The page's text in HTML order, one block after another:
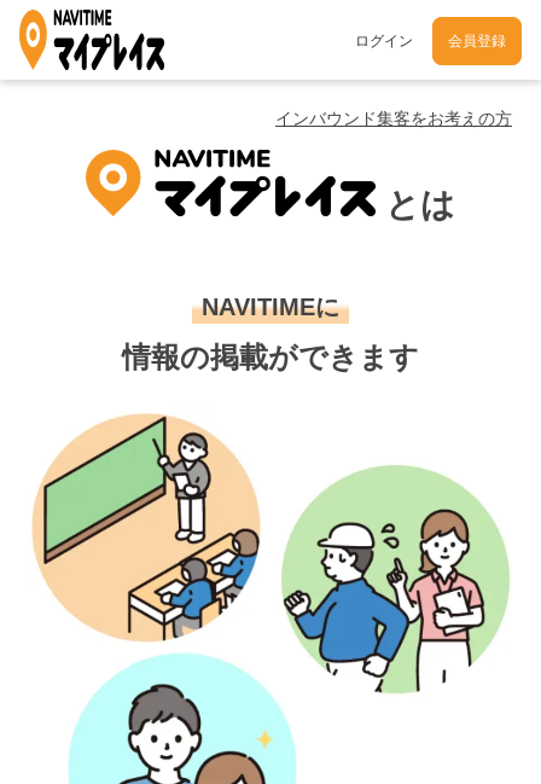
ログイン 会員登録
インバウンド集客をお考えの方
とは
NAVITIMEに
情報の掲載ができます